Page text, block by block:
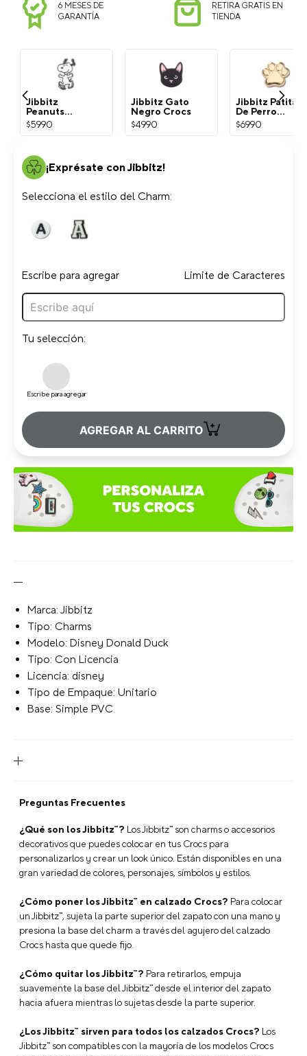
6 MESES DE
GARANTÍA
RETIRA GRATIS EN
TIENDA
Jibbitz
Peanuts
Snoopy
Blanco Crocs
$5990
Jibbitz Gato
Negro Crocs
$4990
Jibbitz Patita
De Perro
Dorada Crocs
$6990
¡Exprésate con Jibbitz!
Selecciona el estilo del Charm:
Escribe para agregar Limite de Caracteres
Tu selección:
Escribe para agregar
AGREGAR AL CARRITO +
Marca: Jibbitz
Tipo: Charms
Modelo: Disney Donald Duck
Tipo: Con Licencia
Licencia: disney
Tipo de Empaque: Unitario
Base: Simple PVC
Preguntas Frecuentes
¿Qué son los Jibbitz™? Los Jibbitz™ son charms o accesorios
decorativos que puedes colocar en tus Crocs para
personalizarlos y crear un look único. Están disponibles en una
gran variedad de colores, personajes, símbolos y estilos.
¿Cómo poner los Jibbitz™ en calzado Crocs? Para colocar
un Jibbitz™, sujeta la parte superior del zapato con una mano y
presiona la base del charm a través del agujero del calzado
Crocs hasta que quede fijo.
¿Cómo quitar los Jibbitz™? Para retirarlos, empuja
suavemente la base del Jibbitz™ desde el interior del zapato
hacia afuera mientras lo sujetas desde la parte superior.
¿Los Jibbitz™ sirven para todos los calzados Crocs? Los
Jibbitz™ son compatibles con la mayoría de los modelos Crocs